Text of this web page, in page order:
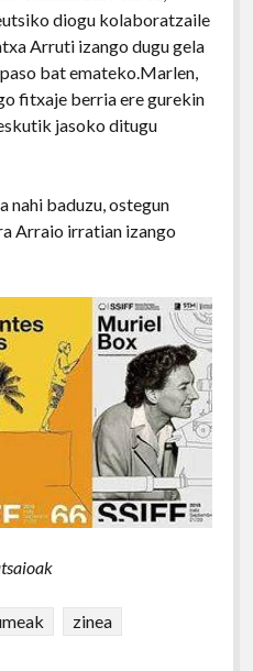
diogu kolaboratzaile
Arruti izango dugu gela
bat emateko.Marlen,
fitxaje berria ere gurekin
jasoko ditugu
nahi baduzu, ostegun
Arraio irratian izango
zinea